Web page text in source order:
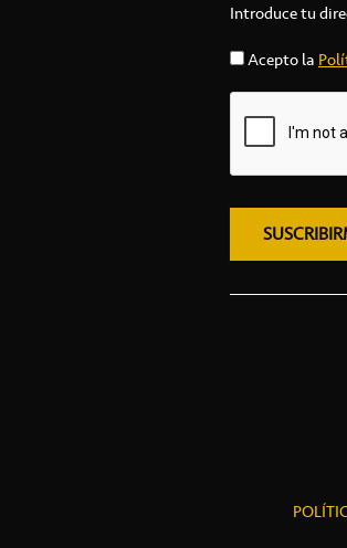
Introduce tu
Acepto la